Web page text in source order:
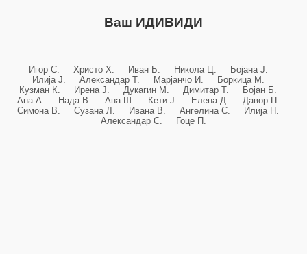
Ваш ИДИВИДИ
Игор С. Христо Х. Иван Б. Никола Ц. Бојана Ј.
Илија Ј. Александар Т. Марјанчо И. Боркица М.
Кузман К. Ирена Ј. Дукагин М. Димитар Т. Бојан Б.
Ана А. Нада В. Ана Ш. Кети Ј. Елена Д. Давор П.
Симона В. Сузана Л. Ивана В. Ангелина С. Илија Н.
Александар С. Гоце П.